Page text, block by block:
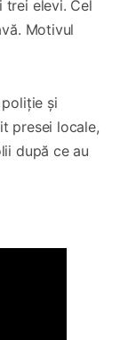
trei elevi. Cel
Motivul
și
presei locale,
după ce au